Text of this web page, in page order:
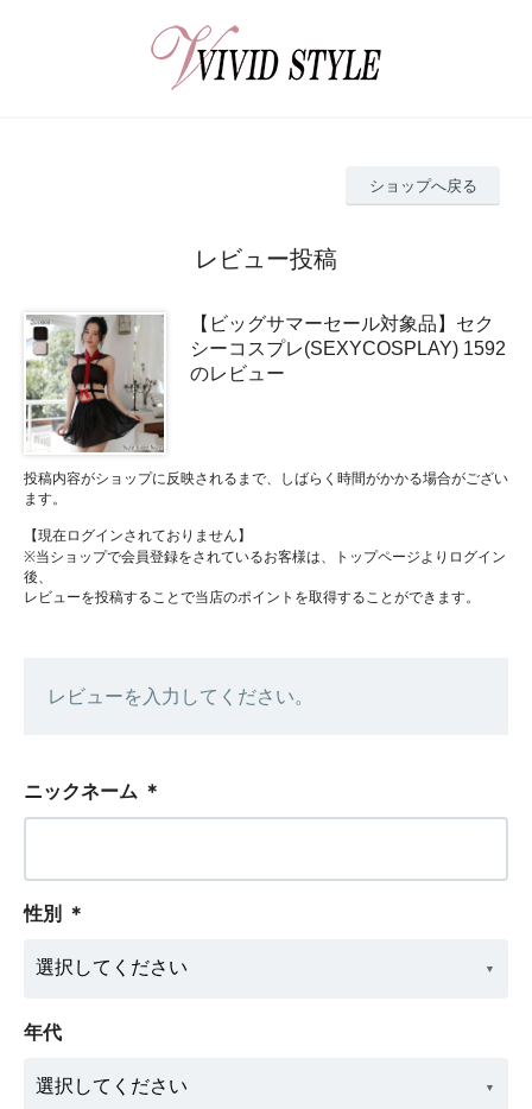
ショップへ戻る
レビュー投稿
【ビッグサマーセール対象品】セク
シーコスプレ(SEXYCOSPLAY) 1592
のレビュー
投稿内容がショップに反映されるまで、しばらく時間がかかる場合がござい
ます。
【現在ログインされておりません】
※当ショップで会員登録をされているお客様は、トップページよりログイン
後、
レビューを投稿することで当店のポイントを取得することができます。
レビューを入力してください。
ニックネーム ＊
性別 ＊
年代